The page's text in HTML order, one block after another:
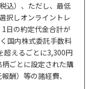
込）、ただし、最低
択しオンライントレ
日の約定代金合計が
国内株式委託手数料
超えるごとに3,300円
柄ごとに設定された購
酬）等の諸経費、